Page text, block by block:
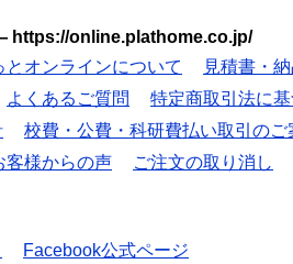
https://online.plathome.co.jp/
とオンラインについて
見積書・
よくあるご質問
特定商取引法に
校費・公費・科研費払い取引のご
客様からの声 ご注文の取り消し
Facebook公式ページ